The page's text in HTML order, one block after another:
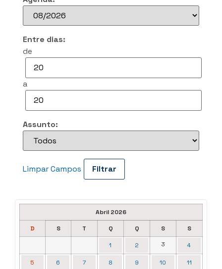
Entre dias:
de
a
Assunto:
Limpar Campos
Abril 2026
D S T Q Q S S
1 2 3 4
5 6 7 8 9 10 11